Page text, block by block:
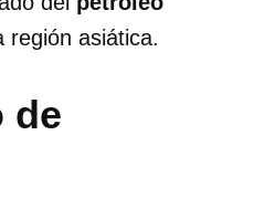
región asiática.
de